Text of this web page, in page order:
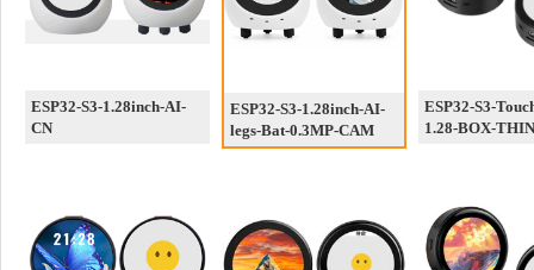
ESP32-S3-1.28inch-AI-
CN
ESP32-S3-1.28inch-AI-
legs-Bat-0.3MP-CAM
ESP32-S3-
1.28-BOX-THIN